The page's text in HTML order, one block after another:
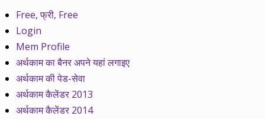
Free, फ्री, Free
Login
Mem Profile
अर्थकाम का बैनर अपने यहां लगाइए
अर्थकाम की पेड-सेवा
अर्थकाम कैलेंडर 2013
अर्थकाम कैलेंडर 2014